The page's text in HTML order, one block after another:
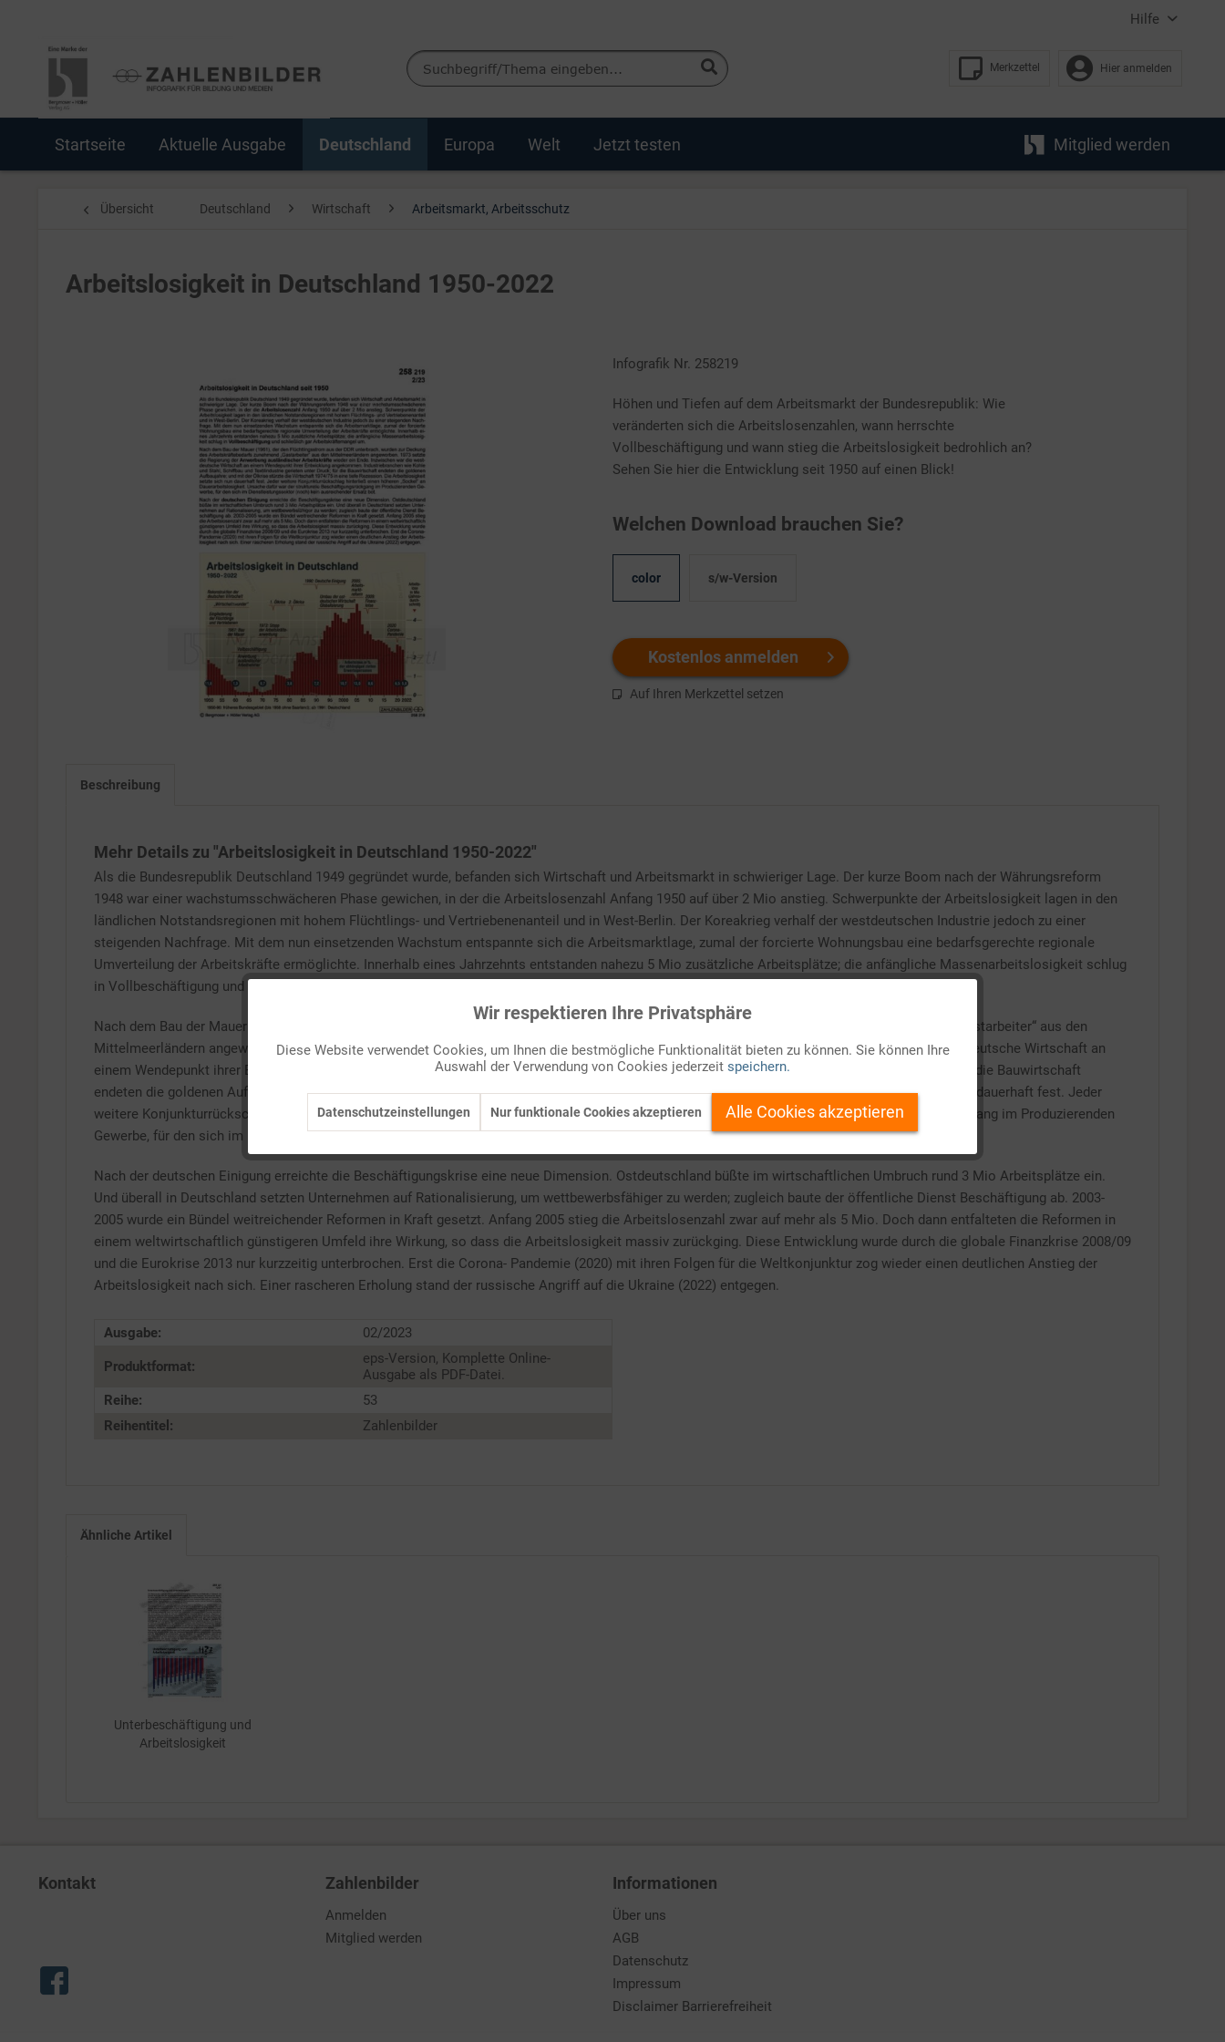
Hilfe
Merkzettel Hier anmelden
Startseite Aktuelle Ausgabe Deutschland Europa Welt Jetzt testen Mitglied werden
Übersicht Deutschland Wirtschaft Arbeitsmarkt, Arbeitsschutz
Arbeitslosigkeit in Deutschland 1950-2022
Infografik Nr. 258219
Höhen und Tiefen auf dem Arbeitsmarkt der Bundesrepublik: Wie
veränderten sich die Arbeitslosenzahlen, wann herrschte
Vollbeschäftigung und wann stieg die Arbeitslosigkeit bedrohlich an?
Sehen Sie hier die Entwicklung seit 1950 auf einen Blick!
Welchen Download brauchen Sie?
color s/w-Version
Kostenlos anmelden
Auf Ihren Merkzettel setzen
Beschreibung
Mehr Details zu "Arbeitslosigkeit in Deutschland 1950-2022"
Als die Bundesrepublik Deutschland 1949 gegründet wurde, befanden sich Wirtschaft und Arbeitsmarkt in schwieriger Lage. Der kurze Boom nach der Währungsreform
1948 war einer wachstumsschwächeren Phase gewichen, in der die Arbeitslosenzahl Anfang 1950 auf über 2 Mio anstieg. Schwerpunkte der Arbeitslosigkeit lagen in den
ländlichen Notstandsregionen mit hohem Flüchtlings- und Vertriebenenanteil und in West-Berlin. Der Koreakrieg verhalf der westdeutschen Industrie jedoch zu einer
steigenden Nachfrage. Mit dem nun einsetzenden Wachstum entspannte sich die Arbeitsmarktlage, zumal der forcierte Wohnungsbau eine bedarfsgerechte regionale
Umverteilung der Arbeitskräfte ermöglichte. Innerhalb eines Jahrzehnts entstanden nahezu 5 Mio zusätzliche Arbeitsplätze; die anfängliche Massenarbeitslosigkeit schlug
in Vollbeschäftigung und schließlich gar Arbeitskräftemangel um.
Nach dem Bau der Mauer (1961), der den Flüchtlingsstrom aus der DDR unterbrach, wurden zur Deckung des Arbeitskräftebedarfs zunehmend „Gastarbeiter“ aus den
Mittelmeerländern angeworben. 1973 setzte die Regierung der Anwerbung ausländischer Arbeitskräfte wieder ein Ende. Inzwischen war die westdeutsche Wirtschaft an
einem Wendepunkt ihrer Entwicklung angekommen. Industriebranchen wie Kohle und Stahl, Schiffbau und Textilindustrie gerieten unter Druck; für die Bauwirtschaft
endeten die goldenen Aufbaujahre; und mit der Ölkrise stürzte die Wirtschaft 1974/75 in eine tiefe Rezession. Die Arbeitslosigkeit setzte sich nun dauerhaft fest. Jeder
weitere Konjunkturrückschlag hinterließ einen höheren „Sockel“ an Dauerarbeitslosigkeit. Ursache dafür war der strukturelle Beschäftigungsrückgang im Produzierenden
Gewerbe, für den sich im Dienstleistungssektor (noch) kein ausreichender Ersatz bot.
Nach der deutschen Einigung erreichte die Beschäftigungskrise eine neue Dimension. Ostdeutschland büßte im wirtschaftlichen Umbruch rund 3 Mio Arbeitsplätze ein.
Und überall in Deutschland setzten Unternehmen auf Rationalisierung, um wettbewerbsfähiger zu werden; zugleich baute der öffentliche Dienst Beschäftigung ab. 2003-
2005 wurde ein Bündel weitreichender Reformen in Kraft gesetzt. Anfang 2005 stieg die Arbeitslosenzahl zwar auf mehr als 5 Mio. Doch dann entfalteten die Reformen in
einem weltwirtschaftlich günstigeren Umfeld ihre Wirkung, so dass die Arbeitslosigkeit massiv zurückging. Diese Entwicklung wurde durch die globale Finanzkrise 2008/09
und die Eurokrise 2013 nur kurzzeitig unterbrochen. Erst die Corona- Pandemie (2020) mit ihren Folgen für die Weltkonjunktur zog wieder einen deutlichen Anstieg der
Arbeitslosigkeit nach sich. Einer rascheren Erholung stand der russische Angriff auf die Ukraine (2022) entgegen.
Ausgabe: 02/2023
Produktformat:
eps-Version, Komplette Online-
Ausgabe als PDF-Datei.
Reihe:
53
Reihentitel:
Zahlenbilder
Ähnliche Artikel
Unterbeschäftigung und
Arbeitslosigkeit
Kontakt Zahlenbilder
Anmelden
Mitglied werden
Informationen
Über uns
AGB
Datenschutz
Impressum
Disclaimer Barrierefreiheit
Inaktiv
Personalisierung Inaktiv
Service
Wir respektieren Ihre Privatsphäre
Diese Website verwendet Cookies, um Ihnen die bestmögliche Funktionalität bieten zu können. Sie können Ihre
Auswahl der Verwendung von Cookies jederzeit speichern.
Datenschutzeinstellungen Nur funktionale Cookies akzeptieren Alle Cookies akzeptieren